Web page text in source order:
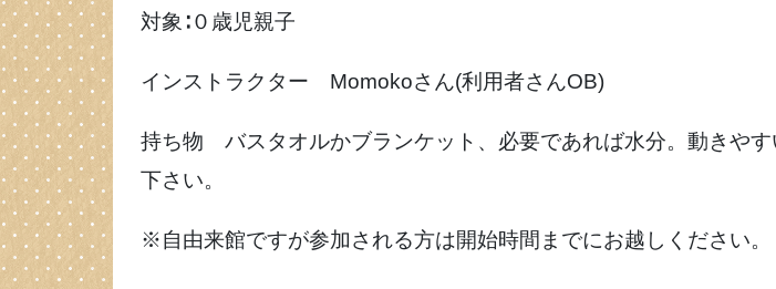
対象∶０歳児親子
インストラクター Momokoさん(利用者さんOB)
持ち物 バスタオルかブランケット、必要であれば水分。動きやす
下さい。
※自由来館ですが参加される方は開始時間までにお越しください。